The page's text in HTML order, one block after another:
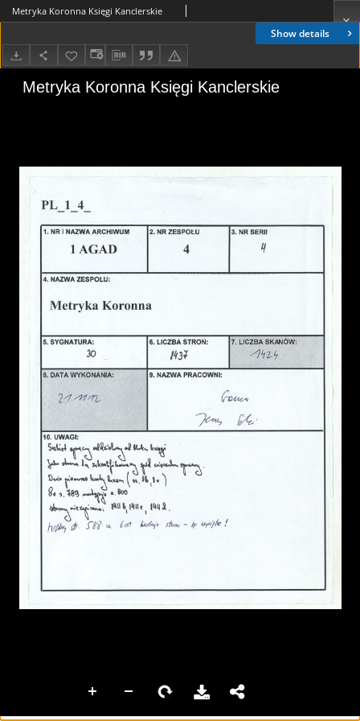
Show details
Metryka Koronna Księgi Kanclerskie